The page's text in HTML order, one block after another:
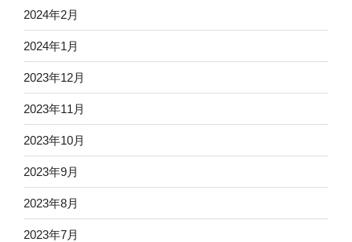
2024年2月
2024年1月
2023年12月
2023年11月
2023年10月
2023年9月
2023年8月
2023年7月